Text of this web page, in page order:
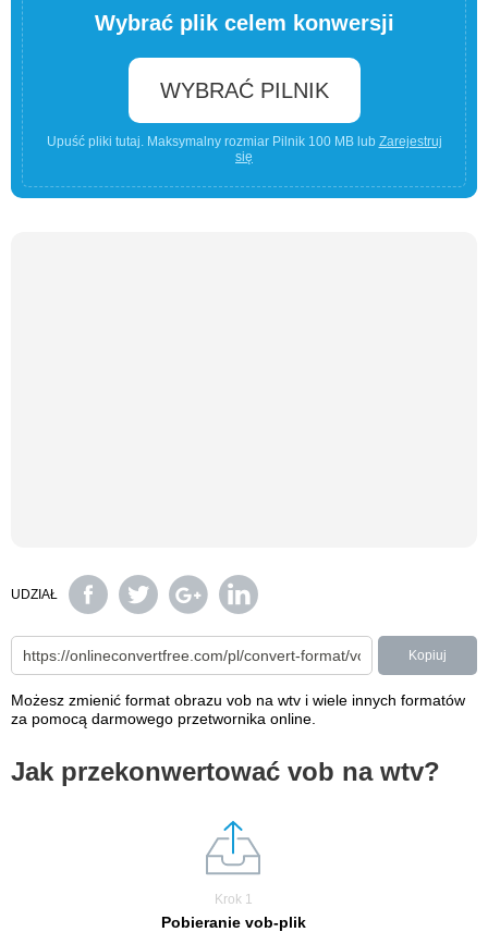
Wybrać plik celem konwersji
WYBRAĆ PILNIK
Upuść pliki tutaj. Maksymalny rozmiar Pilnik 100 MB lub Zarejestruj
się
UDZIAŁ
Kopiuj
Możesz zmienić format obrazu vob na wtv i wiele innych formatów
za pomocą darmowego przetwornika online.
Jak przekonwertować vob na wtv?
Krok 1
Pobieranie vob-plik